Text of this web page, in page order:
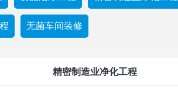
无菌车间装修
精密制造业净化工程